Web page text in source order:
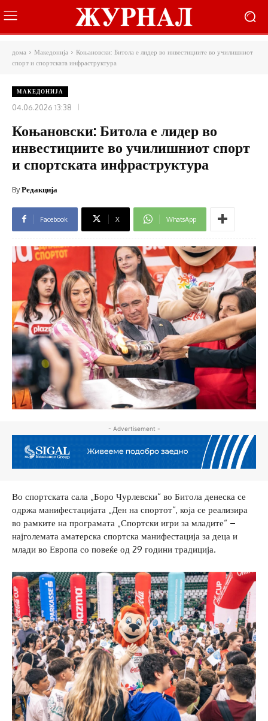
дома Македонија
Коњановски: Битола е лидер во инвестициите во училишниот
спорт и спортската инфраструктура
МАКЕДОНИЈА
04.06.2026 13:38
Коњановски: Битола е лидер во
инвестициите во училишниот спорт
и спортската инфраструктура
ByРедакција
Facebook X WhatsApp
- Advertisement -
Во спортската сала „Боро Чурлевски“ во Битола денеска се
одржа манифестацијата „Ден на спортот“, која се реализира
во рамките на програмата „Спортски игри за младите“ –
најголемата аматерска спортска манифестација за деца и
млади во Европа со повеќе од 29 години традиција.